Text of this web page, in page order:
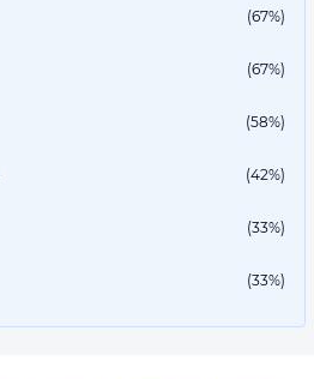
(67%)
(67%)
(58%)
(42%)
(33%)
(33%)